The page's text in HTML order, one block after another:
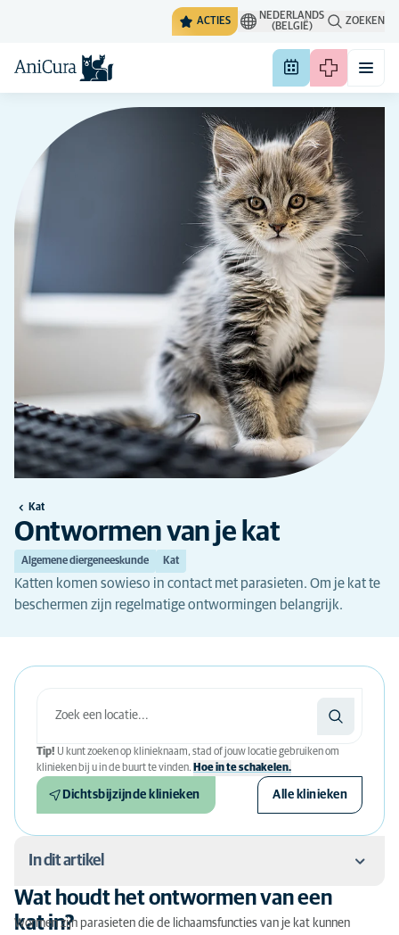
ACTIES
NEDERLANDS
(BELGIË)
ZOEKEN
Kat
Ontwormen van je kat
Algemene diergeneeskunde Kat
Katten komen sowieso in contact met parasieten. Om je kat te
beschermen zijn regelmatige ontwormingen belangrijk.
Tip! U kunt zoeken op klinieknaam, stad of jouw locatie gebruiken om
klinieken bij u in de buurt te vinden. Hoe in te schakelen.
Dichtsbijzijnde klinieken Alle klinieken
In dit artikel
Wat houdt het ontwormen van een kat in?
Wat houdt het ontwormen van een
kat in?
Wormen zijn parasieten die de lichaamsfuncties van je kat kunnen